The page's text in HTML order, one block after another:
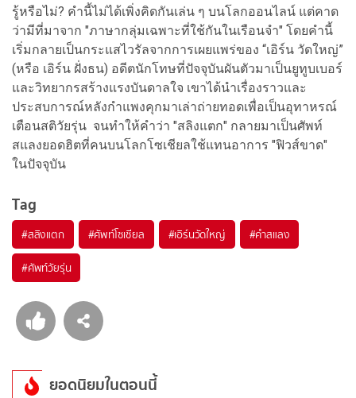
รู้หรือไม่? คำนี้ไม่ได้เพิ่งคิดกันเล่น ๆ บนโลกออนไลน์ แต่คาด
ว่ามีที่มาจาก "ภาษากลุ่มเฉพาะที่ใช้กันในเรือนจำ" โดยคำนี้
เริ่มกลายเป็นกระแสไวรัลจากการเผยแพร่ของ “เอิร์น วัดใหญ่”
(หรือ เอิร์น ฝั่งธน) อดีตนักโทษที่ปัจจุบันผันตัวมาเป็นยูทูบเบอร์
และวิทยากรสร้างแรงบันดาลใจ เขาได้นำเรื่องราวและ
ประสบการณ์หลังกำแพงคุกมาเล่าถ่ายทอดเพื่อเป็นอุทาหรณ์
เตือนสติวัยรุ่น จนทำให้คำว่า "สลิงแตก" กลายมาเป็นศัพท์
สแลงยอดฮิตที่คนบนโลกโซเชียลใช้แทนอาการ "ฟิวส์ขาด"
ในปัจจุบัน
Tag
#สลิงแตก #ศัพท์โซเชียล #เอิร์นวัดใหญ่ #คำสแลง
#ศัพท์วัยรุ่น
ยอดนิยมในตอนนี้